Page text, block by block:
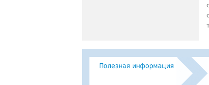
Полезная информация